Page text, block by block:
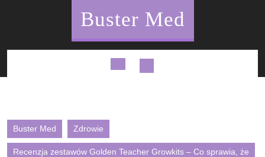
Buster Med
Open
Buster Med Zdrowie
Recenzja zestawów Golden Teacher Growkits – Co sprawia, że